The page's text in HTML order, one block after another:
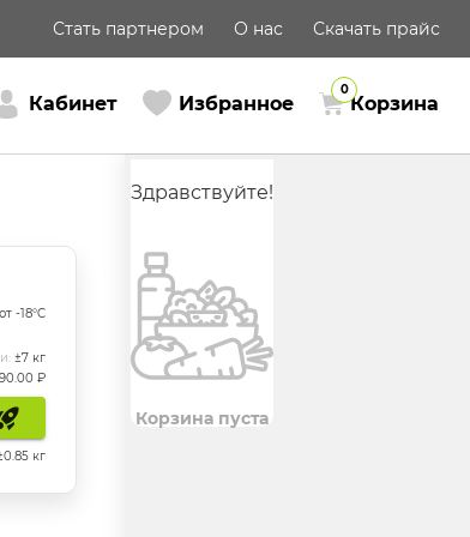
Стать партнером О нас Скачать прайс
Кабинет Избранное
0
Корзина
от -18°C
±7кг
₽
0.85кг
Здравствуйте!
Корзина пуста